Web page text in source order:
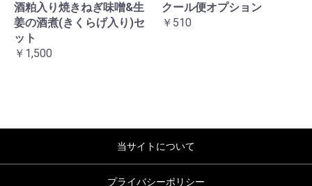
酒粕入り焼きねぎ味噌&生
姜の酒煮(きくらげ入り)セ
ット
￥1,500
クール便オプション
￥510
当サイトについて
プライバシーポリシー